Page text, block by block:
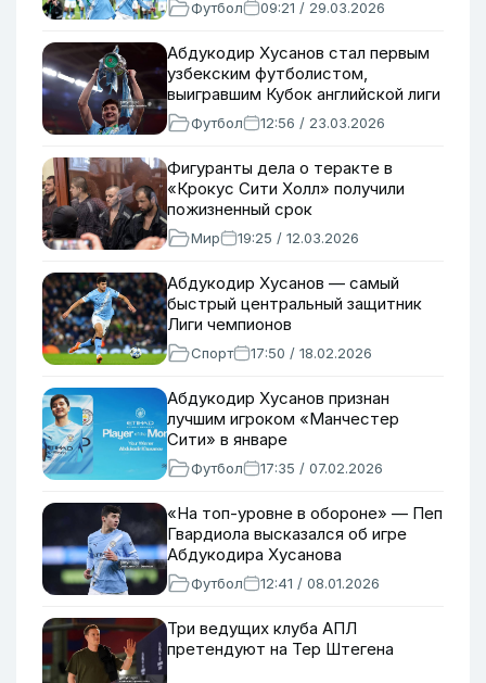
Футбол 09:21 / 29.03.2026
Абдукодир Хусанов стал первым
узбекским футболистом,
выигравшим Кубок английской лиги
Футбол 12:56 / 23.03.2026
Фигуранты дела о теракте в
«Крокус Сити Холл» получили
пожизненный срок
Мир 19:25 / 12.03.2026
Абдукодир Хусанов — самый
быстрый центральный защитник
Лиги чемпионов
Спорт 17:50 / 18.02.2026
Абдукодир Хусанов признан
лучшим игроком «Манчестер
Сити» в январе
Футбол 17:35 / 07.02.2026
«На топ-уровне в обороне» — Пеп
Гвардиола высказался об игре
Абдукодира Хусанова
Футбол 12:41 / 08.01.2026
Три ведущих клуба АПЛ
претендуют на Тер Штегена